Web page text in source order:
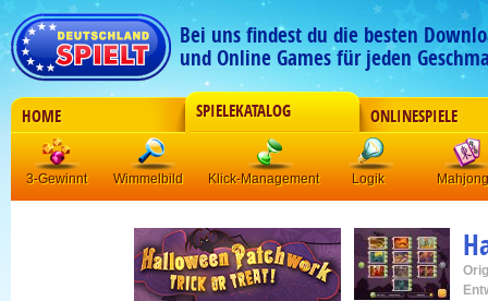
Bei uns findest du die besten
und Online Games für jeden
HOME SPIELEKATALOG ONLINESPIELE
3-Gewinnt Wimmelbild Klick-Management Logik Mahjong